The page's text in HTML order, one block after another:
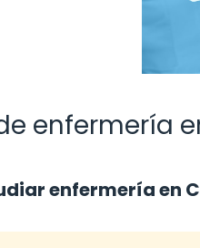
enfermería
enfermería en